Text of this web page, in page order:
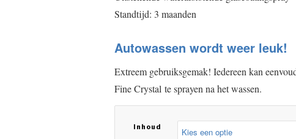
Standtijd: 3 maanden
Autowassen wordt weer leuk!
Extreem gebruiksgemak! Iedereen kan
Fine Crystal te sprayen na het wassen.
Inhoud